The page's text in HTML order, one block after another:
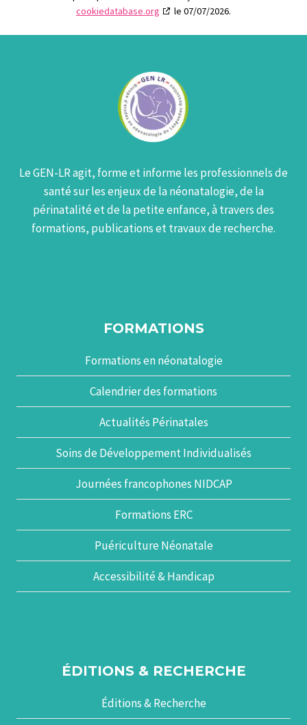
cookiedatabase.org
le 07/07/2026.
Le GEN-LR agit, forme et informe les professionnels de
santé sur les enjeux de la néonatalogie, de la
périnatalité et de la petite enfance, à travers des
formations, publications et travaux de recherche.
FORMATIONS
Formations en néonatalogie
Calendrier des formations
Actualités Périnatales
Soins de Développement Individualisés
Journées francophones NIDCAP
Formations ERC
Puériculture Néonatale
Accessibilité & Handicap
ÉDITIONS & RECHERCHE
Éditions & Recherche